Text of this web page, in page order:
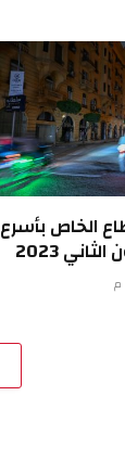
الخاص بأسرع
2023